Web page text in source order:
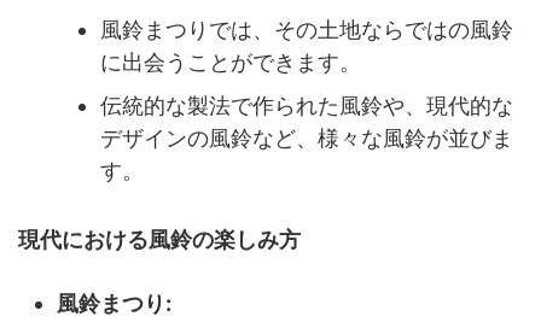
風鈴まつりでは、その土地ならではの風鈴
に出会うことができます。
伝統的な製法で作られた風鈴や、現代的な
デザインの風鈴など、様々な風鈴が並びま
す。
現代における風鈴の楽しみ方
風鈴まつり: